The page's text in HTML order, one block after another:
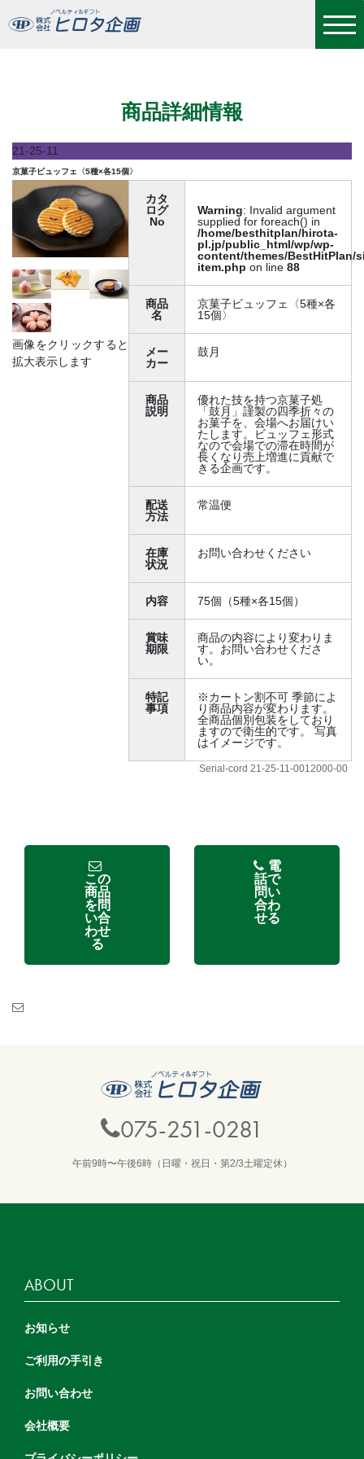
商品詳細情報
21-25-11
京菓子ビュッフェ〈5種×各15個〉
画像をクリックすると
拡大表示します
カタ
ログ
No
Warning: Invalid argument
supplied for foreach() in
/home/besthitplan/hirota-
pl.jp/public_html/wp/wp-
content/themes/BestHitPlan/
item.php on line88
商品
名
京菓子ビュッフェ〈5種×各
15個〉
メー
カー
鼓月
商品
説明
優れた技を持つ京菓子処
「鼓月」謹製の四季折々の
お菓子を、会場へお届けい
たします。ビュッフェ形式
なので会場での滞在時間が
長くなり売上増進に貢献で
きる企画です。
配送
方法
常温便
在庫
状況
お問い合わせください
内容 75個（5種×各15個）
賞味
期限
商品の内容により変わりま
す。お問い合わせくださ
い。
特記
事項
※カートン割不可 季節によ
り商品内容が変わります。
全商品個別包装をしており
ますので衛生的です。 写真
はイメージです。
Serial-cord 21-25-11-0012000-00
この
商品
を問
い合
わせ
る
電
話で
問い
合わ
せる
075-251-0281
午前9時〜午後6時（日曜・祝日・第2/3土曜定休）
ABOUT
お知らせ
ご利用の手引き
お問い合わせ
会社概要